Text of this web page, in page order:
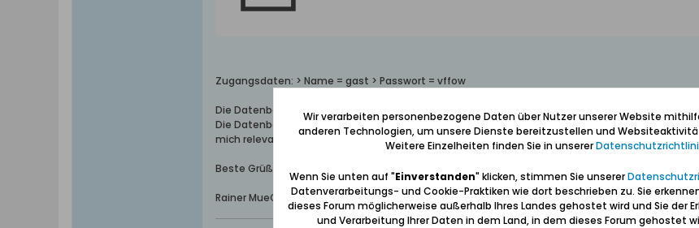
Zugangsdaten: > Name = gast > Passwort = vffow
Die Datenbank enthält 60.000 Datensätze, die für diejenigen, die in der Elbinger Niederung
Die Datenbank enthält häufig auch die Quellen der Datensätze, d.h., Namen der Personen,
mich relevante Daten gefunden und Kontakt zu der entsprechenden Quelle aufgenommen.
Beste Grüße aus Kigali, wo diesmal die Regenzeit überraschend früh einsetzt. Hurra!!!
Rainer MueGlo
Wir verarbeiten personenbezogene Daten über Nutzer unserer Website
anderen Technologien, um unsere Dienste bereitzustellen und
Weitere Einzelheiten finden Sie in unserer
Wenn Sie unten auf "Einverstanden" klicken, stimmen Sie unserer
Datenverarbeitungs- und Cookie-Praktiken wie dort beschrieben zu. Sie
dieses Forum möglicherweise außerhalb Ihres Landes gehostet wird und Sie der
und Verarbeitung Ihrer Daten in dem Land, in dem dieses Forum gehostet